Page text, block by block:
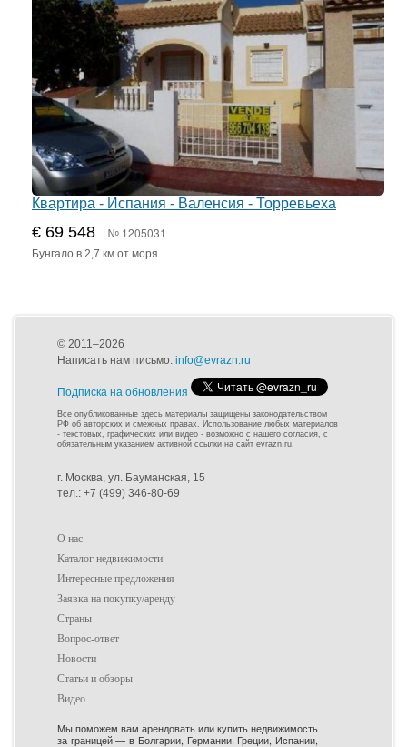
Квартира - Испания - Валенсия - Торревьеха
€ 69 548 № 1205031
Бунгало в 2,7 км от моря
© 2011–2026
Написать нам письмо: info@evrazn.ru
Подписка на обновления
Все опубликованные здесь материалы защищены законодательством
РФ об авторских и смежных правах. Использование любых материалов
- текстовых, графических или видео - возможно с нашего согласия, с
обязательным указанием активной ссылки на сайт evrazn.ru.
г. Москва, ул. Бауманская, 15
тел.: +7 (499) 346-80-69
О нас
Каталог недвижимости
Интересные предложения
Заявка на покупку/аренду
Страны
Вопрос-ответ
Новости
Статьи и обзоры
Видео
Мы поможем вам арендовать или купить недвижимость
за границей — в Болгарии, Германии, Греции, Испании,